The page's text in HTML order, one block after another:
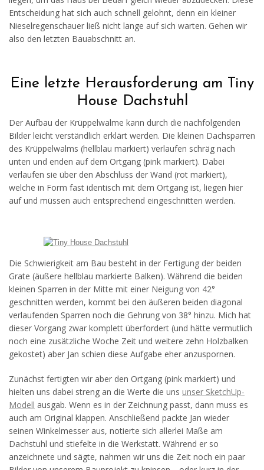
Entscheidung hat sich auch schnell gelohnt, denn ein kleiner
Nieselregenschauer ließ nicht lange auf sich warten. Gehen wir
also den letzten Bauabschnitt an.
Eine letzte Herausforderung am Tiny
House Dachstuhl
Der Aufbau der Krüppelwalme kann durch die nachfolgenden
Bilder leicht verständlich erklärt werden. Die kleinen Dachsparren
des Krüppelwalms (hellblau markiert) verlaufen schräg nach
unten und enden auf dem Ortgang (pink markiert). Dabei
verlaufen sie über den Abschluss der Wand (rot markiert),
welche in Form fast identisch mit dem Ortgang ist, liegen hier
auf und müssen auch entsprechend eingeschnitten werden.
Die Schwierigkeit am Bau besteht in der Fertigung der beiden
Grate (äußere hellblau markierte Balken). Während die beiden
kleinen Sparren in der Mitte mit einer Neigung von 42°
geschnitten werden, kommt bei den äußeren beiden diagonal
verlaufenden Sparren noch die Gehrung von 38° hinzu. Mich hat
dieser Vorgang zwar komplett überfordert (und hätte vermutlich
noch eine zusätzliche Woche Zeit und weitere zehn Holzbalken
gekostet) aber Jan schien diese Aufgabe eher anzuspornen.
Zunächst fertigten wir aber den Ortgang (pink markiert) und
hielten uns dabei streng an die Werte die uns unser SketchUp-
Modell ausgab. Wenn es in der Zeichnung passt, dann muss es
auch am Original klappen. Anschließend packte Jan wieder
seinen Winkelmesser aus, notierte sich allerlei Maße am
Dachstuhl und stiefelte in die Werkstatt. Während er so
anzeichnete und sägte, nahmen wir uns die Zeit noch ein paar